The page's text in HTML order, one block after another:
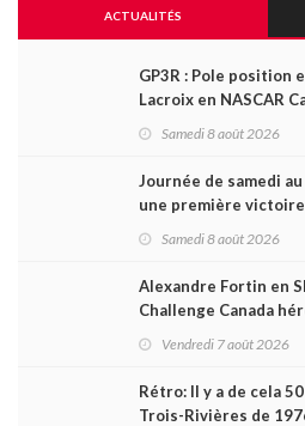
ACTUALITÉS
GP3R : Pole position
Lacroix en NASCAR
Samedi 8 août 2026
Journée de samedi
une première victoire
Samedi 8 août 2026
Alexandre Fortin en
Challenge Canada
Vendredi 7 août 2026
Rétro: Il y a de cela
Trois-Rivières de